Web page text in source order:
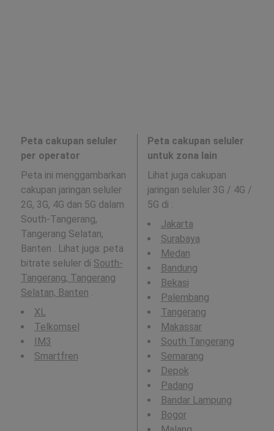
Peta cakupan seluler
per operator
Peta ini menggambarkan
cakupan jaringan seluler
2G, 3G, 4G dan 5G dalam
South-Tangerang,
Tangerang Selatan,
Banten . Lihat juga: peta
bitrate seluler di South-
Tangerang, Tangerang
Selatan, Banten
XL
Telkomsel
IM3
Smartfren
Peta cakupan seluler
untuk zona lain
Lihat juga cakupan
jaringan seluler 3G / 4G /
5G di :
Jakarta
Surabaya
Medan
Bandung
Bekasi
Palembang
Tangerang
Makassar
South Tangerang
Semarang
Depok
Padang
Bandar Lampung
Bogor